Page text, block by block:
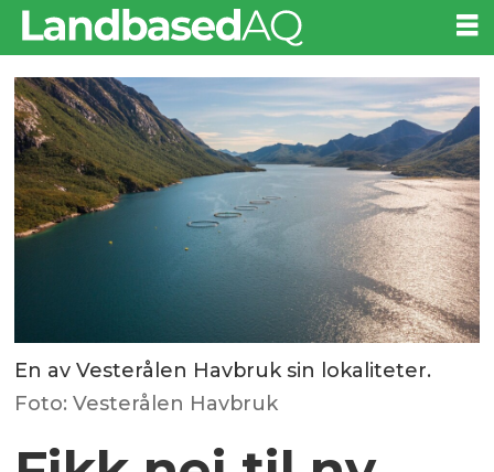
En av Vesterålen Havbruk sin lokaliteter.
Foto: Vesterålen Havbruk